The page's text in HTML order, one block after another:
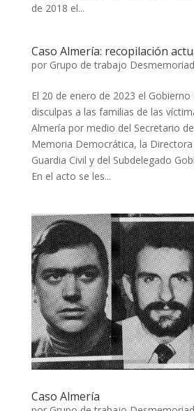
de 2018 el...
Caso Almería: recopilación
por Grupo de trabajo
El 20 de enero de 2023 el Gobierno
disculpas a las familias de las
Almería por medio del Secretario
Memoria Democrática, la Directora
Guardia Civil y del Subdelegado
En el acto se les...
Caso Almería